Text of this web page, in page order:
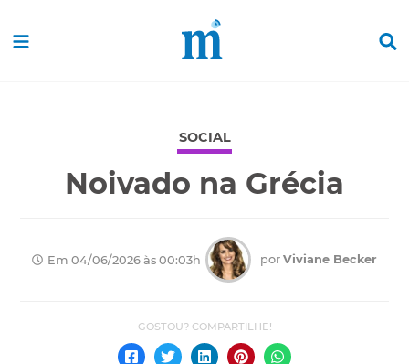
SOCIAL
Noivado na Grécia
Em 04/06/2026 às 00:03h porViviane Becker